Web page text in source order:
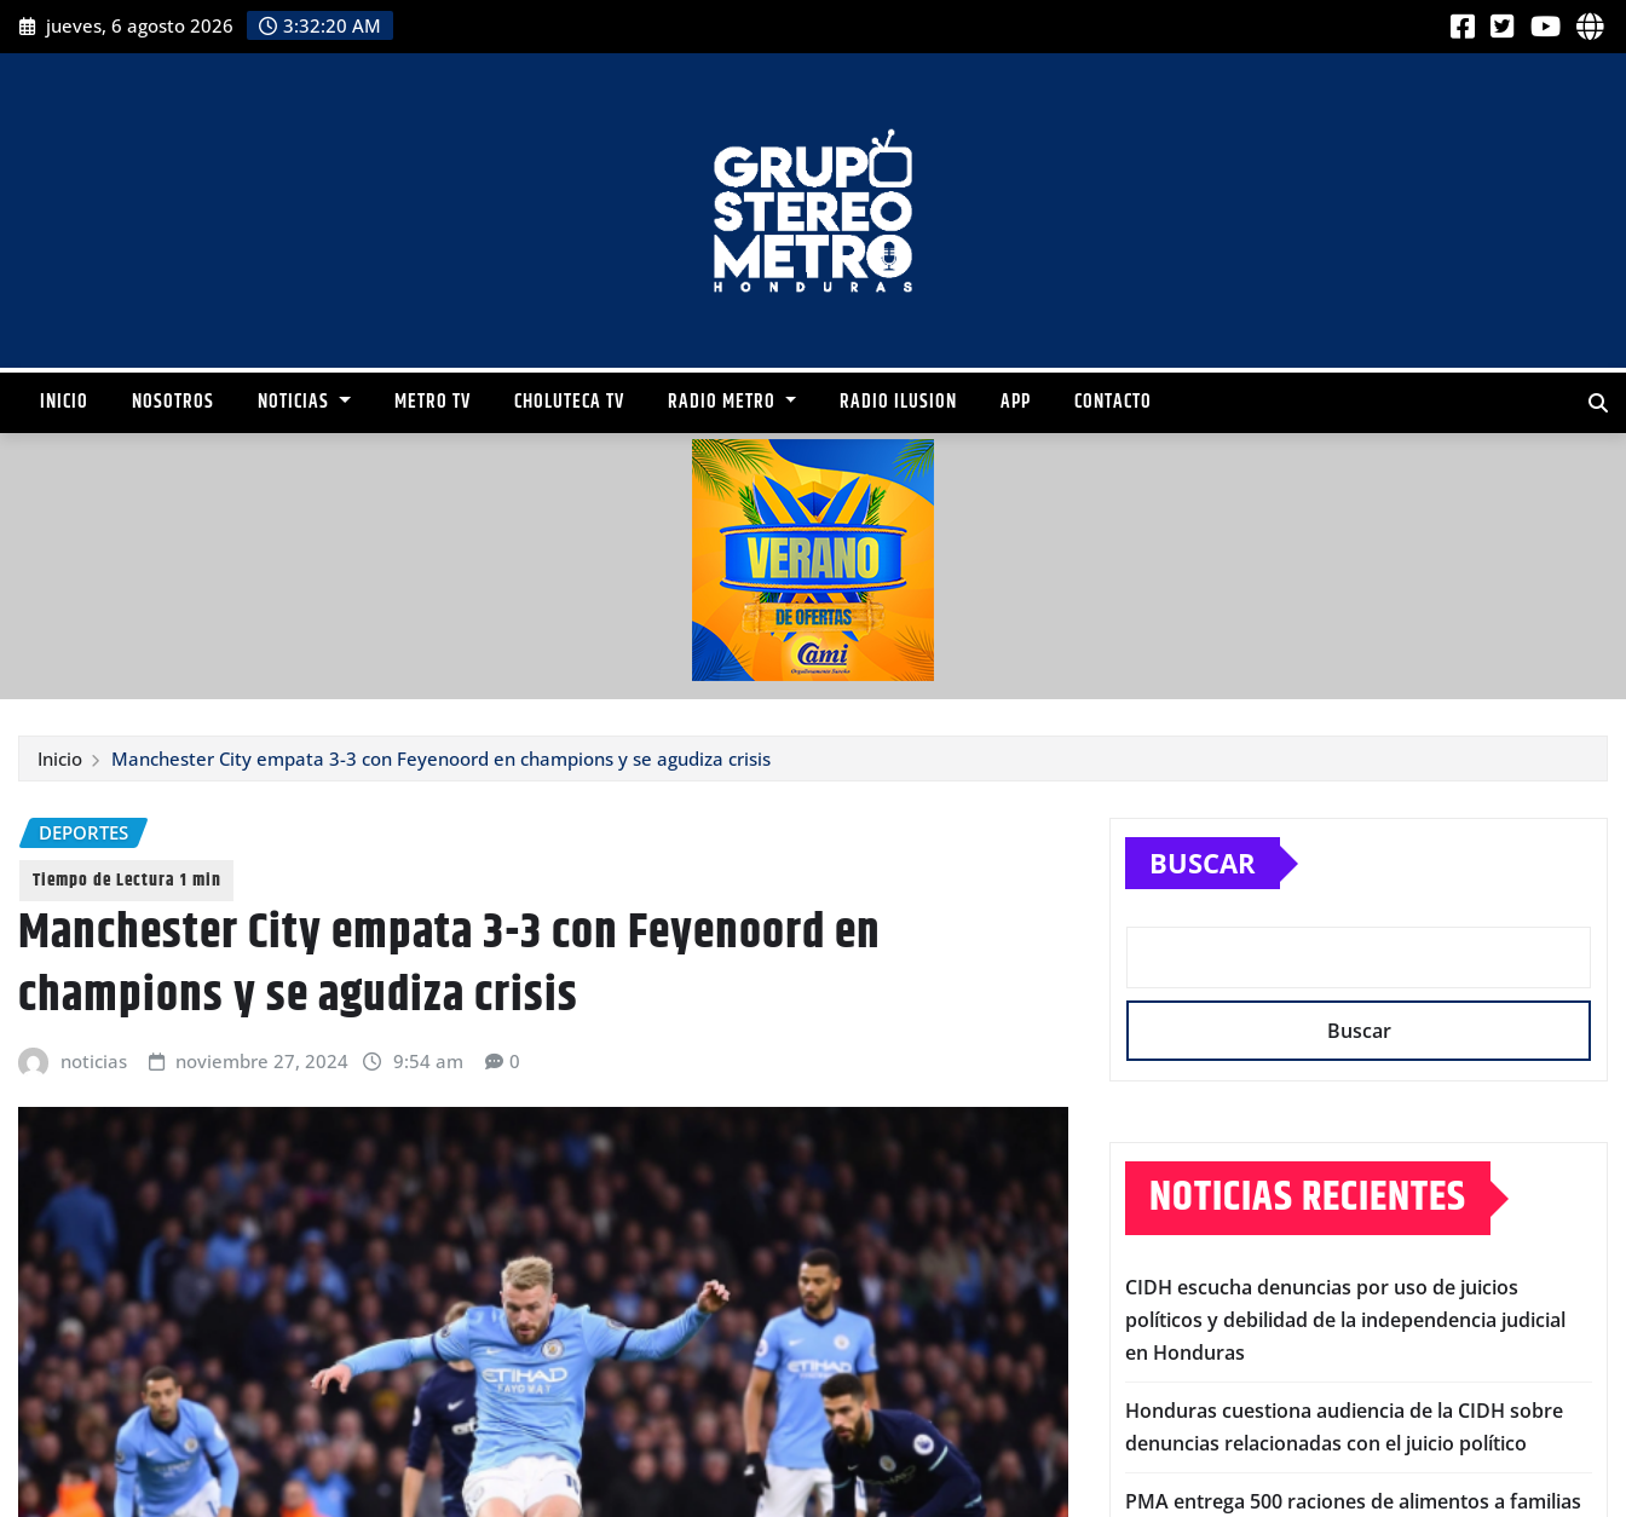
jueves, 6 agosto 2026 3:32:22 AM
INICIO NOSOTROS NOTICIAS METRO TV CHOLUTECA TV RADIO METRO RADIO ILUSION APP CONTACTO
Inicio Manchester City empata 3-3 con Feyenoord en champions y se agudiza crisis
DEPORTES
Manchester City empata 3-3 con Feyenoord en
champions y se agudiza crisis
noticias noviembre 27, 2024 9:54 am 0
BUSCAR
Buscar
NOTICIAS RECIENTES
CIDH escucha denuncias por uso de juicios
políticos y debilidad de la independencia judicial
en Honduras
Honduras cuestiona audiencia de la CIDH sobre
denuncias relacionadas con el juicio político
PMA entrega 500 raciones de alimentos a familias